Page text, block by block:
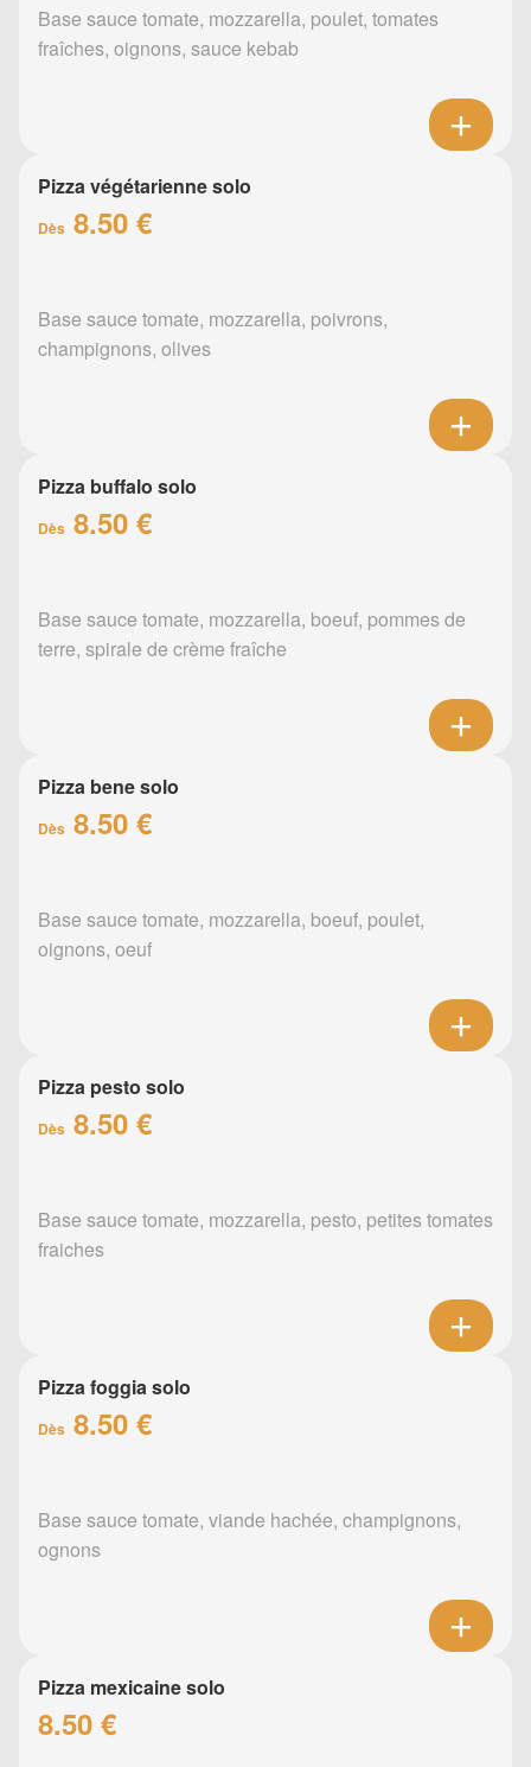
Base sauce tomate, mozzarella, poulet, tomates
fraîches, oignons, sauce kebab
Pizza végétarienne solo
Dès 8.50 €
Base sauce tomate, mozzarella, poivrons,
champignons, olives
Pizza buffalo solo
Dès 8.50 €
Base sauce tomate, mozzarella, boeuf, pommes de
terre, spirale de crème fraîche
Pizza bene solo
Dès 8.50 €
Base sauce tomate, mozzarella, boeuf, poulet,
oignons, oeuf
Pizza pesto solo
Dès 8.50 €
Base sauce tomate, mozzarella, pesto, petites tomates
fraiches
Pizza foggia solo
Dès 8.50 €
Base sauce tomate, viande hachée, champignons,
ognons
Pizza mexicaine solo
8.50 €